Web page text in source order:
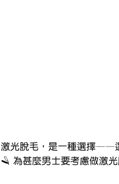
激光脫毛，是一種選擇——
🪒 為甚麼男士要考慮做激光